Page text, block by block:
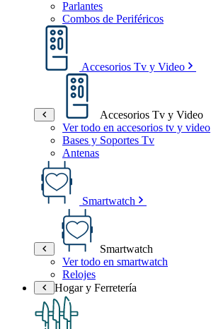
Parlantes
Combos de Periféricos
Accesorios Tv y Video
Accesorios Tv y Video
Ver todo en accesorios tv y video
Bases y Soportes Tv
Antenas
Smartwatch
Smartwatch
Ver todo en smartwatch
Relojes
Hogar y Ferretería